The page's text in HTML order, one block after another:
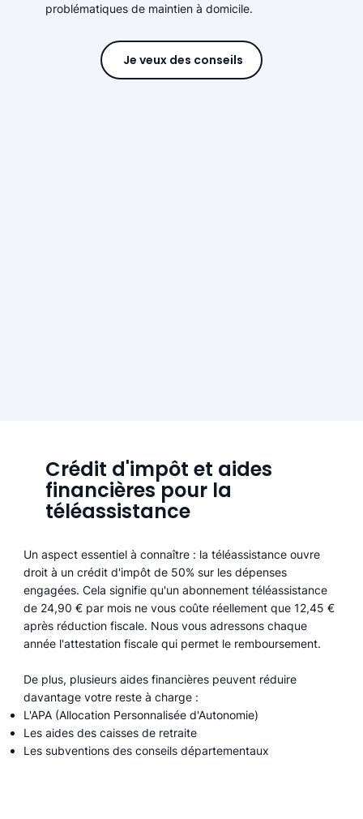
problématiques de maintien à domicile.
Je veux des conseils
Crédit d'impôt et aides
financières pour la
téléassistance
Un aspect essentiel à connaître : la téléassistance ouvre
droit à un crédit d'impôt de 50% sur les dépenses
engagées. Cela signifie qu'un abonnement téléassistance
de 24,90 € par mois ne vous coûte réellement que 12,45 €
après réduction fiscale. Nous vous adressons chaque
année l'attestation fiscale qui permet le remboursement.
De plus, plusieurs aides financières peuvent réduire
davantage votre reste à charge :
L'APA (Allocation Personnalisée d'Autonomie)
Les aides des caisses de retraite
Les subventions des conseils départementaux